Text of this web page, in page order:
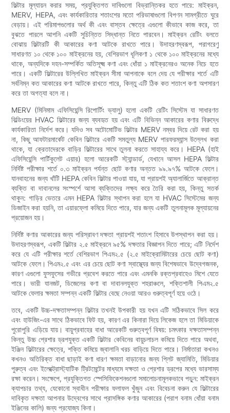
ফিল্টার মূল্যায়ন করার সময়, প্রযুক্তিগত দাবিগুলো বিভ্রান্তিকর হতে পারে: মাইক্রন,
MERV, HEPA, এবং কার্যকারিতার শতাংশের মতো পরিভাষাগুলো বিপণন সামগ্রীতে ঘুরে
বেড়ায়। এই পরিমাপগুলোর অর্থ কী এবং বাস্তব ক্ষেত্রে এগুলো কীভাবে কাজ করে, তা
বুঝতে পারলে আপনি একটি সুচিন্তিত সিদ্ধান্ত নিতে পারবেন। মাইক্রন রেটিং বলতে
বোঝায় ফিল্টারটি কী আকারের কণা আটকে রাখতে পারে। উদাহরণস্বরূপ, পরাগরেণু
সাধারণত ১০ থেকে ১০০ মাইক্রনের হয়, বেশিরভাগ ধূলিকণা ১ থেকে ১০০ মাইক্রনের মধ্যে
থাকে, অন্যদিকে দহন-সম্পর্কিত অতিসূক্ষ্ম কণা এবং ধোঁয়া ১ মাইক্রনেরও অনেক নিচে হতে
পারে। একটি ফিল্টারের উল্লিখিত মাইক্রন সীমা আপনাকে বলে দেয় যে পরীক্ষার শর্তে এটি
সর্বনিম্ন কত আকারের কণা আটকে রাখতে পারে, কিন্তু এটি ঠিক কত শতাংশ কণা অপসারণ
করে তা অগত্যা বলে না।
MERV (মিনিমাম এফিসিয়েন্সি রিপোর্টিং ভ্যালু) হলো একটি রেটিং সিস্টেম যা সাধারণত
বিল্ডিংয়ের HVAC ফিল্টারের জন্য ব্যবহৃত হয় এবং এটি বিভিন্ন আকারের কণার বিরুদ্ধে
কার্যকারিতা নির্দেশ করে। যদিও সব অটোমোটিভ ফিল্টার MERV নম্বর দিয়ে রেট করা হয়
না, কিছু আফটারমার্কেট কেবিন ফিল্টারে একটি সমতুল্য MERV পারফরম্যান্স উল্লেখ করা
থাকে, যা ক্রেতাদেরকে বাড়ির ফিল্টারের সাথে তুলনা করতে সাহায্য করে। HEPA (হাই
এফিসিয়েন্সি পার্টিকুলেট এয়ার) হলো আরেকটি স্ট্যান্ডার্ড, যেখানে আসল HEPA ফিল্টার
নির্দিষ্ট পরীক্ষার শর্তে ০.৩ মাইক্রন পর্যন্ত ছোট কণার অন্তত ৯৯.৯৭% আটকে ফেলে।
যানবাহনের জন্য খাঁটি HEPA কেবিন ফিল্টার পাওয়া যায়, যা প্রায়শই অ্যালার্জিতে আক্রান্ত
ব্যক্তি বা দাবানলের সংস্পর্শে আসা ব্যক্তিদের লক্ষ্য করে তৈরি করা হয়, কিন্তু সতর্ক
থাকুন: গাড়ির ভেতরে এমন HEPA ফিল্টার স্থাপন করা হলে যা HVAC সিস্টেমের জন্য
ডিজাইন করা হয়নি, তা এয়ারফ্লো কমিয়ে দিতে পারে, যার জন্য একটি তুলনামূলক মূল্যায়নের
প্রয়োজন হয়।
নির্দিষ্ট কণার আকারের জন্য পরিস্রাবণ দক্ষতা প্রায়শই শতাংশ হিসাবে উপস্থাপন করা হয়।
উদাহরণস্বরূপ, একটি ফিল্টার ২.৫ মাইক্রনে ৯৫% দক্ষতার বিজ্ঞাপন দিতে পারে; এটি নির্দেশ
করে যে এটি পরীক্ষার শর্তে বেশিরভাগ পিএম২.৫ (২.৫ মাইক্রোমিটারের চেয়ে ছোট কণা)
আটকে ফেলে। পিএম২.৫ এবং এর চেয়ে ছোট কণা স্বাস্থ্যের জন্য বিশেষভাবে উদ্বেগজনক,
কারণ এগুলো ফুসফুসের গভীরে প্রবেশ করতে পারে এবং এমনকি রক্তপ্রবাহেও মিশে যেতে
পারে। ভারী যানজট, ডিজেলের কণা বা দাবানলযুক্ত শহরাঞ্চলে, শক্তিশালী পিএম২.৫
আটকে ফেলার ক্ষমতা সম্পন্ন একটি ফিল্টার বেছে নেওয়া আরও গুরুত্বপূর্ণ হয়ে ওঠে।
তবে, একটি উচ্চ-দক্ষতাসম্পন্ন ফিল্টার তখনই উপকারী হয় যখন এটি সঠিকভাবে সিল করে
এবং হাউজিং-এর সাথে ঠিকভাবে ফিট হয়, কারণ এর কিনারা দিয়ে লিকেজ হলে তা মিডিয়াকে
পুরোপুরি এড়িয়ে যায়। বায়ুপ্রবাহের বাধা আরেকটি গুরুত্বপূর্ণ বিষয়: চমৎকার দক্ষতাসম্পন্ন
কিন্তু উচ্চ প্রেশার ড্রপযুক্ত একটি ফিল্টার কেবিনের বায়ুচলাচল কমিয়ে দিতে পারে অথবা,
ইঞ্জিন ফিল্টারের ক্ষেত্রে, শক্তি কমিয়ে জ্বালানি খরচ বাড়িয়ে দিতে পারে। নির্মাতারা কখনও
কখনও অতিরিক্ত বাধা ছাড়াই কণা ধারণ ক্ষমতা বাড়ানোর জন্য প্লিট জ্যামিতি, মিডিয়ার
পুরুত্ব এবং ইলেক্ট্রোস্ট্যাটিক ট্রিটমেন্টের মাধ্যমে দক্ষতা ও প্রেশার ড্রপের মধ্যে ভারসাম্য
রক্ষা করেন। সংক্ষেপে, প্রযুক্তিগত স্পেসিফিকেশনগুলো সমালোচনামূলকভাবে পড়ুন: মাইক্রন
ক্যাপচার তথ্য, যেকোনো স্বাধীন পরীক্ষার ফলাফল খুঁজুন এবং বিবেচনা করুন যে ফিল্টারের
দাবিকৃত দক্ষতা আপনার উদ্বেগের সাথে প্রাসঙ্গিক কণার আকারের (পরাগ বনাম ধোঁয়া বনাম
ইঞ্জিনের কালি) জন্য প্রযোজ্য কিনা।